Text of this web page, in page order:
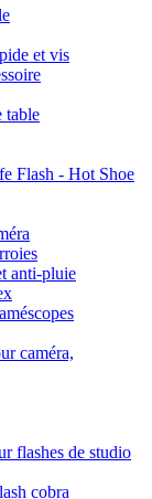
et vis
table
Flash - Hot Shoe
anti-pluie
caméra,
flashes de studio
cobra